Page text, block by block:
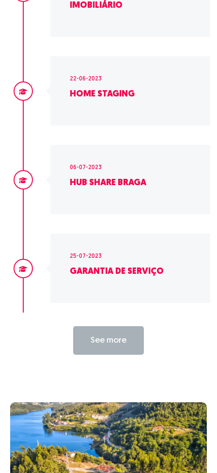
IMOBILIÁRIO
22-06-2023
HOME STAGING
06-07-2023
HUB SHARE BRAGA
25-07-2023
GARANTIA DE SERVIÇO
See more